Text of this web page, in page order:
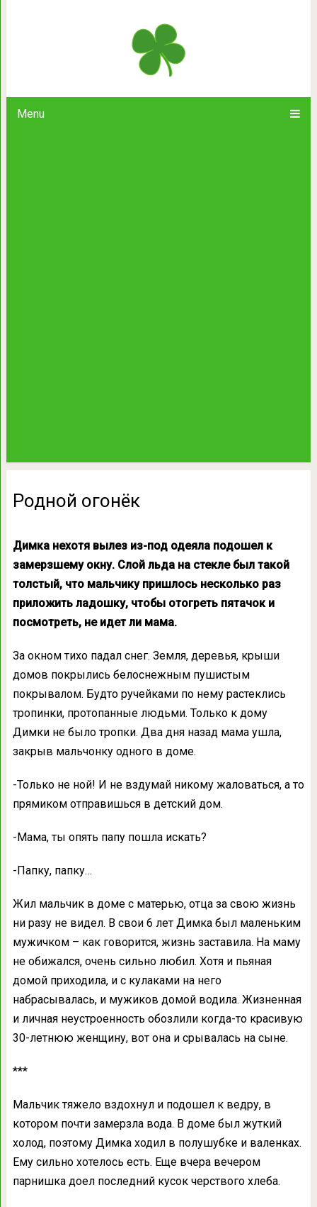
Menu
Родной огонёк
Димка нехотя вылез из-под одеяла подошел к
замерзшему окну. Слой льда на стекле был такой
толстый, что мальчику пришлось несколько раз
приложить ладошку, чтобы отогреть пятачок и
посмотреть, не идет ли мама.
За окном тихо падал снег. Земля, деревья, крыши
домов покрылись белоснежным пушистым
покрывалом. Будто ручейками по нему растеклись
тропинки, протопанные людьми. Только к дому
Димки не было тропки. Два дня назад мама ушла,
закрыв мальчонку одного в доме.
-Только не ной! И не вздумай никому жаловаться, а то
прямиком отправишься в детский дом.
-Мама, ты опять папу пошла искать?
-Папку, папку…
Жил мальчик в доме с матерью, отца за свою жизнь
ни разу не видел. В свои 6 лет Димка был маленьким
мужичком – как говорится, жизнь заставила. На маму
не обижался, очень сильно любил. Хотя и пьяная
домой приходила, и с кулаками на него
набрасывалась, и мужиков домой водила. Жизненная
и личная неустроенность обозлили когда-то красивую
30-летнюю женщину, вот она и срывалась на сыне.
***
Мальчик тяжело вздохнул и подошел к ведру, в
котором почти замерзла вода. В доме был жуткий
холод, поэтому Димка ходил в полушубке и валенках.
Ему сильно хотелось есть. Еще вчера вечером
парнишка доел последний кусок черствого хлеба.